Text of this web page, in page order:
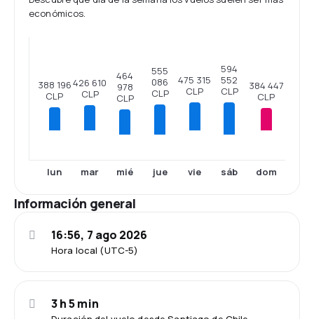
económicos.
388 196
CLP
lun
426 610
CLP
mar
464
978
CLP
mié
555
086
CLP
jue
475 315
CLP
vie
594
552
CLP
sáb
384 447
CLP
dom
Información general
Hora local (UTC-5)
16:56, 7 ago 2026
3 h 5 min